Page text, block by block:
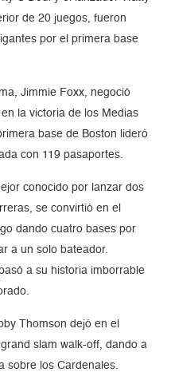
de 20 juegos, fueron
por el primera base
Jimmie Foxx, negoció
la victoria de los Medias
base de Boston lideró
con 119 pasaportes.
conocido por lanzar dos
se convirtió en el
dando cuatro bases por
a un solo bateador.
a su historia imborrable
Thomson dejó en el
slam walk-off, dando a
sobre los Cardenales.